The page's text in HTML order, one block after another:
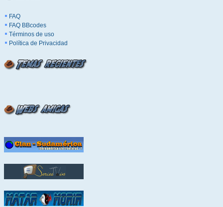
FAQ
FAQ BBcodes
Términos de uso
Política de Privacidad